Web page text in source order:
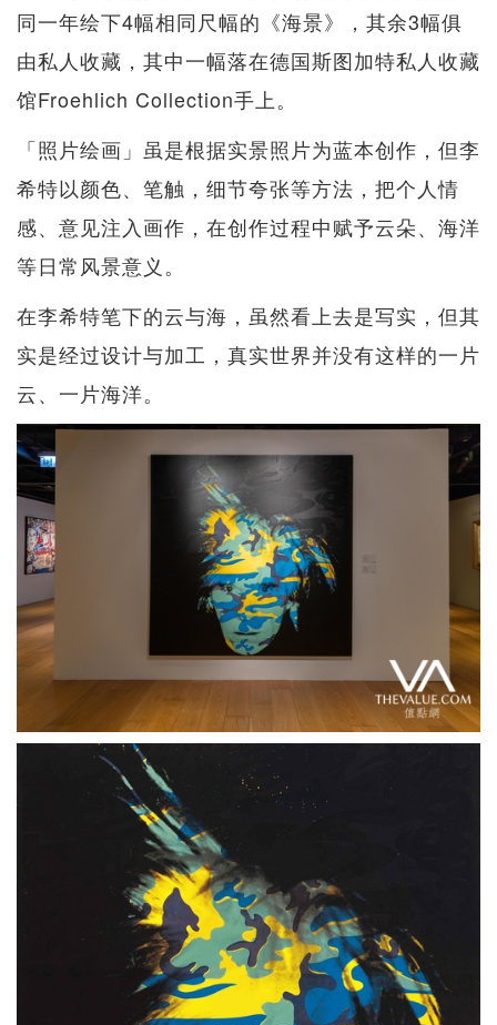
同一年绘下4幅相同尺幅的《海景》，其余3幅俱
由私人收藏，其中一幅落在德国斯图加特私人收藏
馆Froehlich Collection手上。
「照片绘画」虽是根据实景照片为蓝本创作，但李
希特以颜色、笔触，细节夸张等方法，把个人情
感、意见注入画作，在创作过程中赋予云朵、海洋
等日常风景意义。
在李希特笔下的云与海，虽然看上去是写实，但其
实是经过设计与加工，真实世界并没有这样的一片
云、一片海洋。